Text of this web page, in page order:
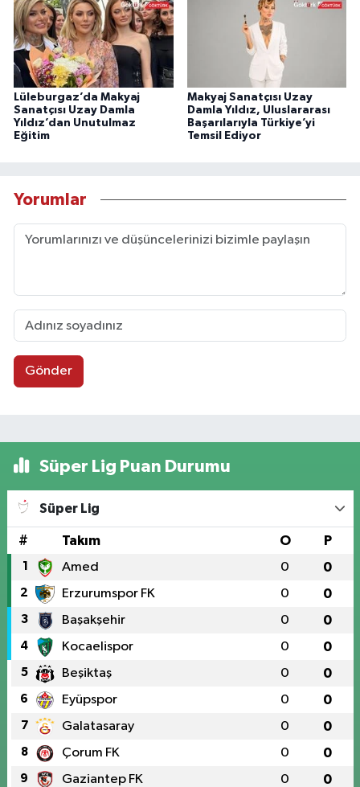
Lüleburgaz’da Makyaj
Sanatçısı Uzay Damla
Yıldız’dan Unutulmaz
Eğitim
Makyaj Sanatçısı Uzay
Damla Yıldız, Uluslararası
Başarılarıyla Türkiye’yi
Temsil Ediyor
Yorumlar
Gönder
Süper Lig Puan Durumu
Süper Lig
# Takım O P
1 Amed 0 0
2 Erzurumspor FK 0 0
3 Başakşehir 0 0
4 Kocaelispor 0 0
5 Beşiktaş 0 0
6 Eyüpspor 0 0
7 Galatasaray 0 0
8 Çorum FK 0 0
9 Gaziantep FK 0 0